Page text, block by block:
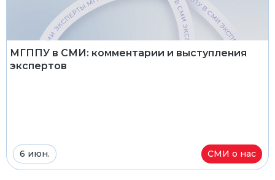
МГППУ в СМИ: комментарии и выступления
экспертов
6 июн. СМИ о нас